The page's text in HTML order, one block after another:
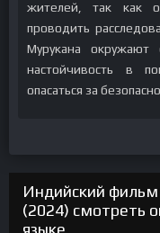
жителей, так как
проводить
Мурукана
настойчивость в
опасаться за
Индийский
(2024) смотреть
языке